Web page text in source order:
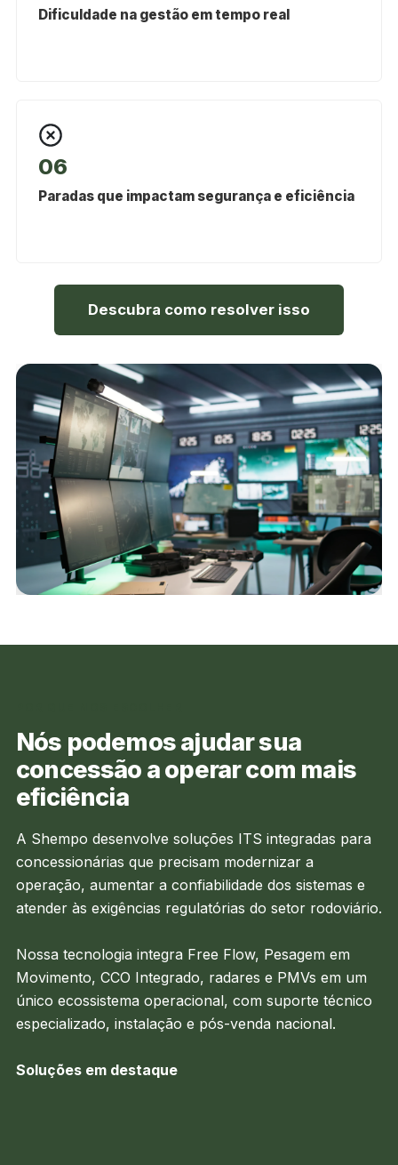
Dificuldade na gestão em tempo real
06
Paradas que impactam segurança e eficiência
Descubra como resolver isso
Nós podemos ajudar sua
concessão a operar com mais
eficiência
A Shempo desenvolve soluções ITS integradas para
concessionárias que precisam modernizar a
operação, aumentar a confiabilidade dos sistemas e
atender às exigências regulatórias do setor rodoviário.
Nossa tecnologia integra Free Flow, Pesagem em
Movimento, CCO Integrado, radares e PMVs em um
único ecossistema operacional, com suporte técnico
especializado, instalação e pós-venda nacional.
Soluções em destaque